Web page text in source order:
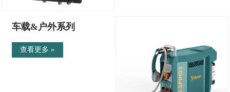
车载&户外系列
查看更多 »